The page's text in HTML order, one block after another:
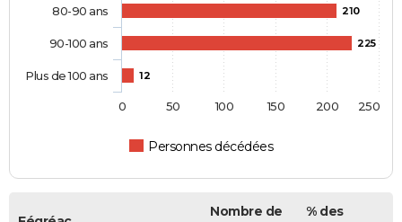
210
225
12
Personnes décédées
80-90 ans
90-100 ans
Plus de 100 ans
0 50 100 150 200 250
Nombre de
% des